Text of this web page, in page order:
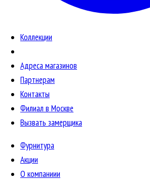
Коллекции
Адреса магазинов
Партнерам
Контакты
Филиал в Москве
Вызвать замерщика
Фурнитура
Акции
О компаниии